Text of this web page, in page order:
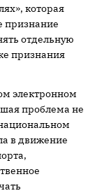
которая
признание
отдельную
признания
электронном
проблема не
в движение